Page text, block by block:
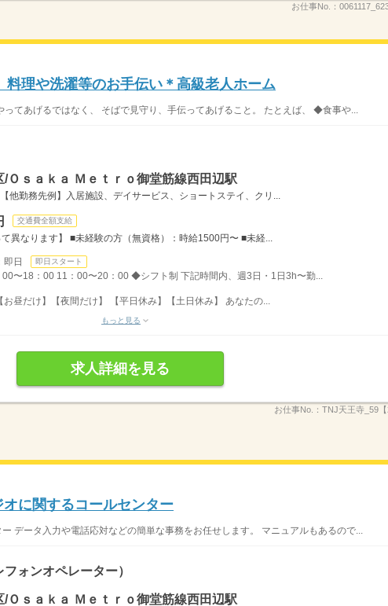
お仕事No.：
料理や洗濯等のお手伝い＊高級老人ホーム
てあげるではなく、 そばで見守り、手伝ってあげること。 たとえば、 ◆食事や...
Ｏｓａｋａ Ｍｅｔｒｏ御堂筋線西田辺駅
他勤務先例】入居施設、デイサービス、ショートステイ、クリ...
交通費全額支給
異なります】 ■未経験の方（無資格）：時給1500円〜 ■未経...
日 即日スタート
〜18：00 11：00〜20：00 ◆シフト制 下記時間内、週3日・1日3h〜勤...
昼だけ】【夜間だけ】 【平日休み】【土日休み】 あなたの...
もっと見る
求人詳細を見る
お仕事No.： TNJ天王寺_59【
に関するコールセンター
データ入力や電話応対などの簡単な事務をお任せします。 マニュアルもあるので...
ォンオペレーター）
Ｏｓａｋａ Ｍｅｔｒｏ御堂筋線西田辺駅